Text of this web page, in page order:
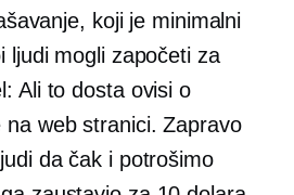
koji je minimalni
ljudi mogli započeti za
Ali to dosta ovisi o
web stranici. Zapravo
da čak i potrošimo